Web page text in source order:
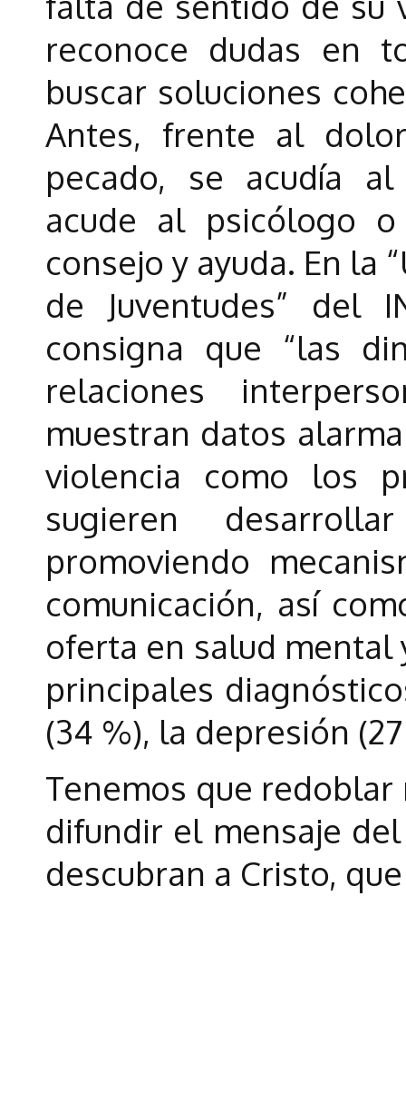
reconoce dudas en
buscar soluciones
Antes, frente al
pecado, se acudía
acude al psicólogo
consejo y ayuda. En la
de Juventudes” del
consigna que “las
relaciones
muestran datos
violencia como los
sugieren
promoviendo
comunicación, así
oferta en salud mental
principales
(34 %), la depresión
Tenemos que
difundir el mensaje
descubran a Cristo,